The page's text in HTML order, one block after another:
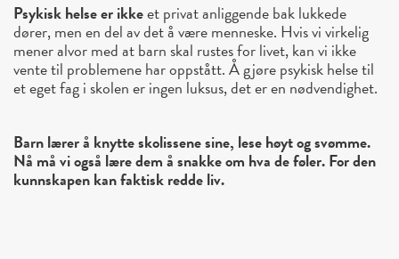
Psykisk helse er ikkeet privat anliggende bak lukkede
dører, men en del av det å være menneske. Hvis vi virkelig
mener alvor med at barn skal rustes for livet, kan vi ikke
vente til problemene har oppstått. Å gjøre psykisk helse til
et eget fag i skolen er ingen luksus, det er en nødvendighet.
Barn lærer å knytte skolissene sine, lese høyt og svømme.
Nå må vi også lære dem å snakke om hva de føler. For den
kunnskapen kan faktisk redde liv.